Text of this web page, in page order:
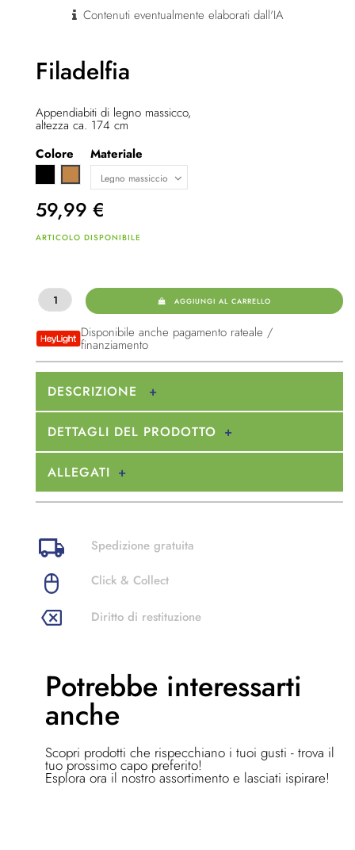
Contenuti eventualmente elaborati dall'IA
Filadelfia
Appendiabiti di legno massicco,
altezza ca. 174 cm
Colore
Marrone chiaro
Materiale
59,99 €
ARTICOLO DISPONIBILE
AGGIUNGI AL CARRELLO
Disponibile anche pagamento rateale /
finanziamento
DESCRIZIONE
DETTAGLI DEL PRODOTTO
ALLEGATI
Spedizione gratuita
Click & Collect
Diritto di restituzione
Potrebbe interessarti
anche
Scopri prodotti che rispecchiano i tuoi gusti - trova il
tuo prossimo capo preferito!
Esplora ora il nostro assortimento e lasciati ispirare!